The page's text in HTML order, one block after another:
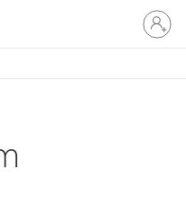
Bei
Ihrem
Konto